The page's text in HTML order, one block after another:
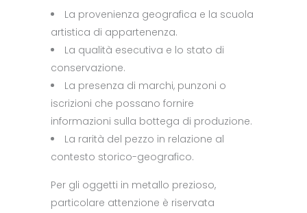
La provenienza geografica e la scuola
artistica di appartenenza.
La qualità esecutiva e lo stato di
conservazione.
La presenza di marchi, punzoni o
iscrizioni che possano fornire
informazioni sulla bottega di produzione.
La rarità del pezzo in relazione al
contesto storico-geografico.
Per gli oggetti in metallo prezioso,
particolare attenzione è riservata